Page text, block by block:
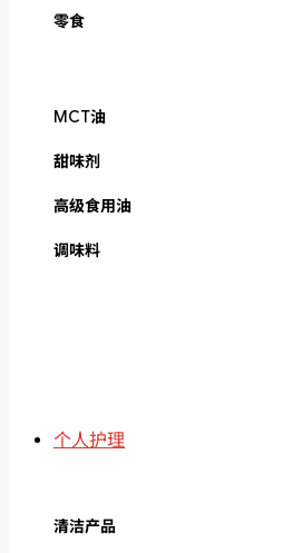
零食
MCT油
甜味剂
高级食用油
调味料
个人护理
清洁产品